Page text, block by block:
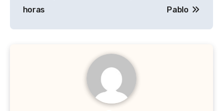
entradas
horas
Pablo